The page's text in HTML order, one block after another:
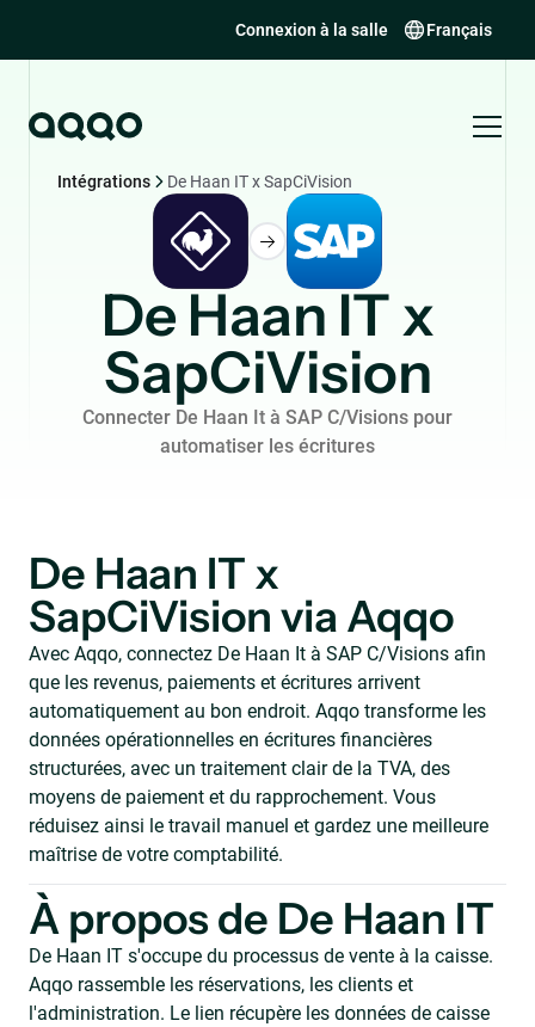
Connexion à la salle Français
Intégrations De Haan IT x SapCiVision
De Haan IT x
SapCiVision
Connecter De Haan It à SAP C/Visions pour
automatiser les écritures
De Haan IT x
SapCiVision via Aqqo
Avec Aqqo, connectez De Haan It à SAP C/Visions afin
que les revenus, paiements et écritures arrivent
automatiquement au bon endroit. Aqqo transforme les
données opérationnelles en écritures financières
structurées, avec un traitement clair de la TVA, des
moyens de paiement et du rapprochement. Vous
réduisez ainsi le travail manuel et gardez une meilleure
maîtrise de votre comptabilité.
À propos de De Haan IT
De Haan IT s'occupe du processus de vente à la caisse.
Aqqo rassemble les réservations, les clients et
l'administration. Le lien récupère les données de caisse